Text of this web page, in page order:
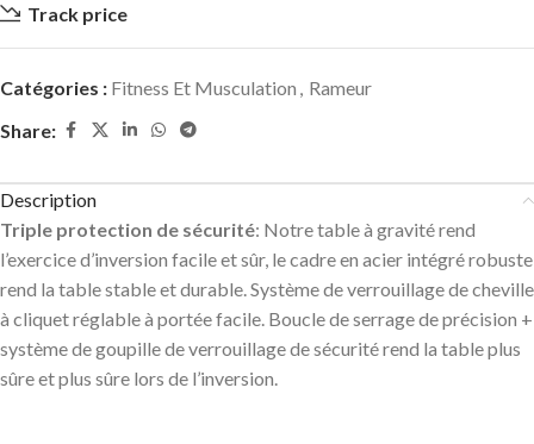
Track price
Catégories : Fitness Et Musculation , Rameur
Share:
Description
Triple protection de sécurité: Notre table à gravité rend
l’exercice d’inversion facile et sûr, le cadre en acier intégré robuste
rend la table stable et durable. Système de verrouillage de cheville
à cliquet réglable à portée facile. Boucle de serrage de précision +
système de goupille de verrouillage de sécurité rend la table plus
sûre et plus sûre lors de l’inversion.